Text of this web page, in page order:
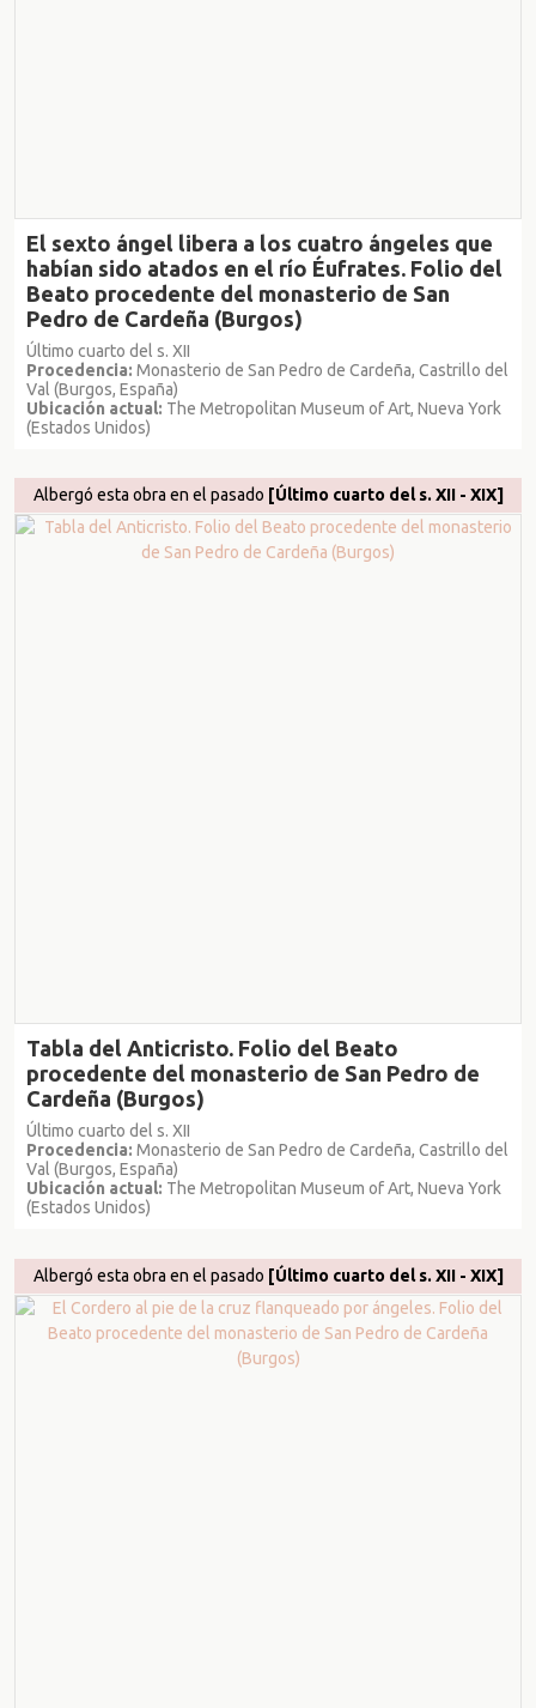
El sexto ángel libera a los cuatro ángeles que
habían sido atados en el río Éufrates. Folio del
Beato procedente del monasterio de San
Pedro de Cardeña (Burgos)
Último cuarto del s. XII
Procedencia: Monasterio de San Pedro de Cardeña, Castrillo del
Val (Burgos, España)
Ubicación actual: The Metropolitan Museum of Art, Nueva York
(Estados Unidos)
Albergó esta obra en el pasado [Último cuarto del s. XII - XIX]
Tabla del Anticristo. Folio del Beato
procedente del monasterio de San Pedro de
Cardeña (Burgos)
Último cuarto del s. XII
Procedencia: Monasterio de San Pedro de Cardeña, Castrillo del
Val (Burgos, España)
Ubicación actual: The Metropolitan Museum of Art, Nueva York
(Estados Unidos)
Albergó esta obra en el pasado [Último cuarto del s. XII - XIX]